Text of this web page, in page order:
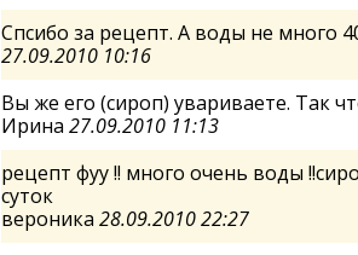
Спсибо за рецепт. А воды не много
27.09.2010 10:16
Вы же его (сироп) увариваете. Так
Ирина 27.09.2010 11:13
рецепт фуу !! много очень воды
суток
вероника 28.09.2010 22:27